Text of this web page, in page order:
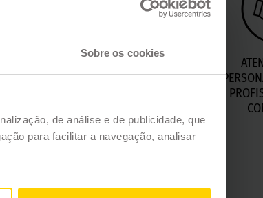
Sobre os cookies
de análise e de publicidade, que
para facilitar a navegação, analisar
VEÍCULO COM ALERTAS
pneus